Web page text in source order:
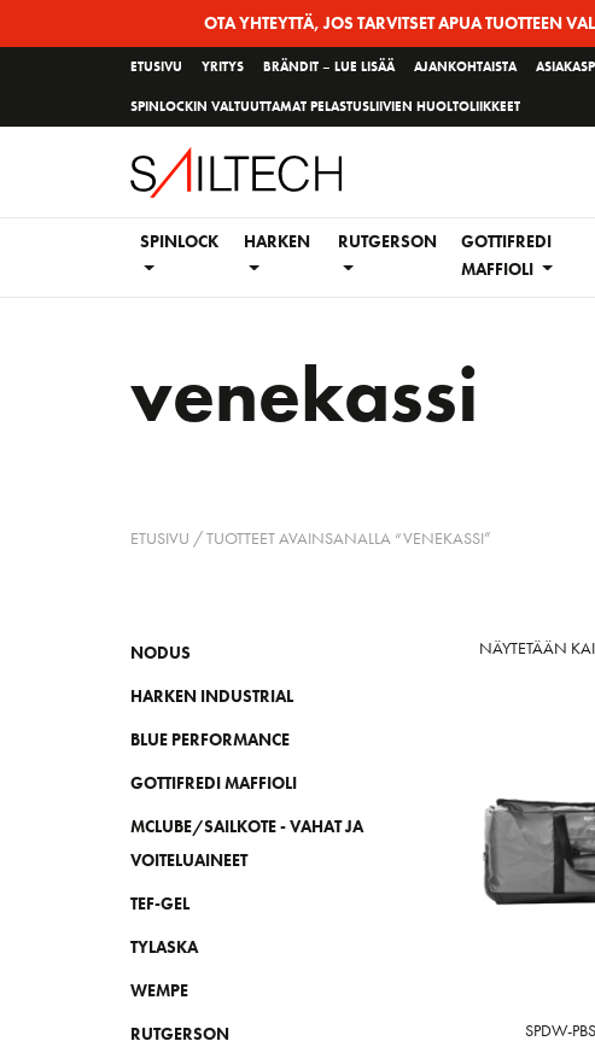
OTA YHTEYTTÄ, JOS TARVITSET APUA TUOTTEEN
ETUSIVU YRITYS BRÄNDIT – LUE LISÄÄ AJANKOHTAISTA
SPINLOCKIN VALTUUTTAMAT PELASTUSLIIVIEN HUOLTOLIIKKEET
SPINLOCK HARKEN RUTGERSON
GOTTIFREDI
MAFFIOLI
venekassi
ETUSIVU / TUOTTEET AVAINSANALLA “VENEKASSI”
NODUS
HARKEN INDUSTRIAL
BLUE PERFORMANCE
GOTTIFREDI MAFFIOLI
MCLUBE/SAILKOTE - VAHAT JA
VOITELUAINEET
TEF-GEL
TYLASKA
WEMPE
RUTGERSON
NÄYTETÄÄN
SPDW-